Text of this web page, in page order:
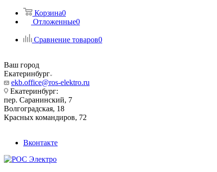
Корзина0
Отложенные0
Сравнение товаров0
Ваш город
Екатеринбург
ekb.office@ros-elektro.ru
Екатеринбург:
пер. Саранинский, 7
Волгоградская, 18
Красных командиров, 72
Вконтакте